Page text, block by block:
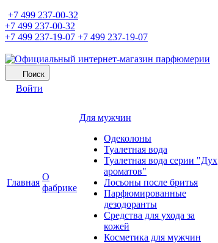
+7 499 237-00-32
+7 499 237-00-32
+7 499 237-19-07 +7 499 237-19-07
Поиск
Войти
Главная
О
фабрике
Для мужчин
Одеколоны
Туалетная вода
Туалетная вода серии "Дух
ароматов"
Лосьоны после бритья
Парфюмированные
дезодоранты
Средства для ухода за
кожей
Косметика для мужчин